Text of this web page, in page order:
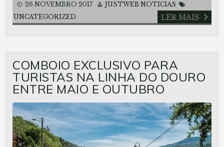
26 NOVEMBRO 2017 JUSTWEB NOTICIAS
UNCATEGORIZED
LER MAIS
COMBOIO EXCLUSIVO PARA
TURISTAS NA LINHA DO DOURO
ENTRE MAIO E OUTUBRO